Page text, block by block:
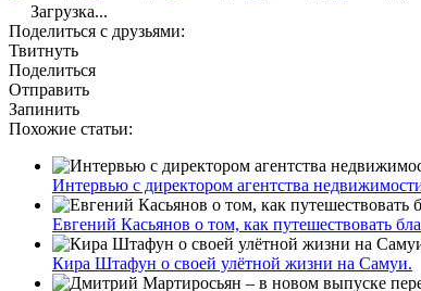
Загрузка...
Поделиться с друзьями:
Твитнуть
Поделиться
Отправить
Запинить
Похожие статьи:
Интервью с директором агентства
Евгений Касьянов о том, как путешествовать
Кира Штафун о своей улётной жизни на Самуи.